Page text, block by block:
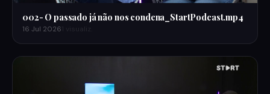
002- O passado já não nos condena_StartPodcast.mp4
16 Jul 2026